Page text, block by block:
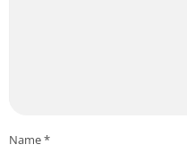
Name*